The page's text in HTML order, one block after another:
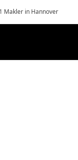
Makler in Hannover